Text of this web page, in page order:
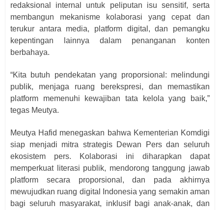
redaksional internal untuk peliputan isu sensitif, serta
membangun mekanisme kolaborasi yang cepat dan
terukur antara media, platform digital, dan pemangku
kepentingan lainnya dalam penanganan konten
berbahaya.
“Kita butuh pendekatan yang proporsional: melindungi
publik, menjaga ruang berekspresi, dan memastikan
platform memenuhi kewajiban tata kelola yang baik,”
tegas Meutya.
Meutya Hafid menegaskan bahwa Kementerian Komdigi
siap menjadi mitra strategis Dewan Pers dan seluruh
ekosistem pers. Kolaborasi ini diharapkan dapat
memperkuat literasi publik, mendorong tanggung jawab
platform secara proporsional, dan pada akhirnya
mewujudkan ruang digital Indonesia yang semakin aman
bagi seluruh masyarakat, inklusif bagi anak-anak, dan